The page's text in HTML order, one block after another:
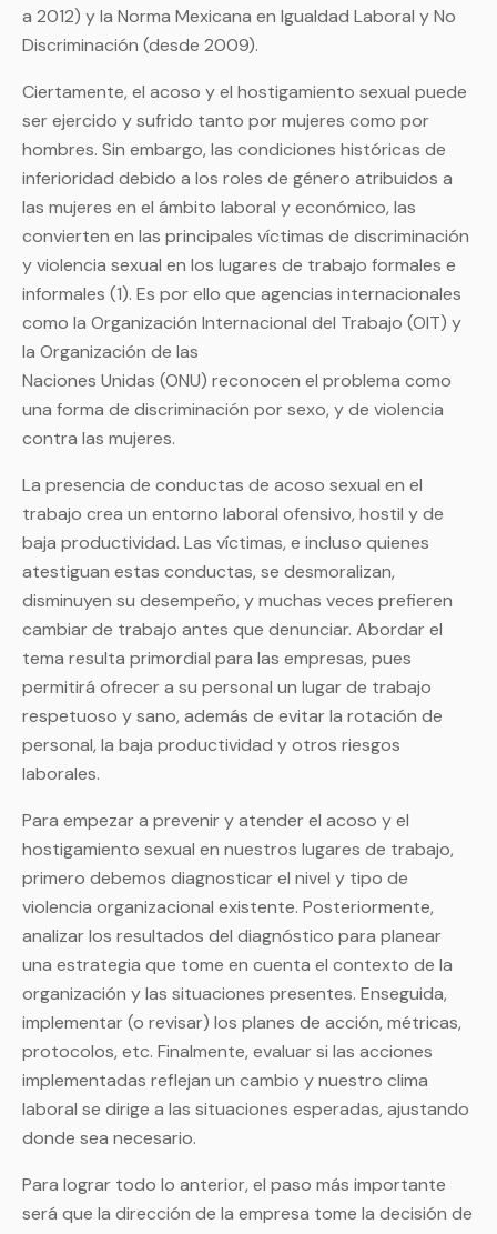
a 2012) y la Norma Mexicana en Igualdad Laboral y No
Discriminación (desde 2009).
Ciertamente, el acoso y el hostigamiento sexual puede
ser ejercido y sufrido tanto por mujeres como por
hombres. Sin embargo, las condiciones históricas de
inferioridad debido a los roles de género atribuidos a
las mujeres en el ámbito laboral y económico, las
convierten en las principales víctimas de discriminación
y violencia sexual en los lugares de trabajo formales e
informales (1). Es por ello que agencias internacionales
como la Organización Internacional del Trabajo (OIT) y
la Organización de las
Naciones Unidas (ONU) reconocen el problema como
una forma de discriminación por sexo, y de violencia
contra las mujeres.
La presencia de conductas de acoso sexual en el
trabajo crea un entorno laboral ofensivo, hostil y de
baja productividad. Las víctimas, e incluso quienes
atestiguan estas conductas, se desmoralizan,
disminuyen su desempeño, y muchas veces prefieren
cambiar de trabajo antes que denunciar. Abordar el
tema resulta primordial para las empresas, pues
permitirá ofrecer a su personal un lugar de trabajo
respetuoso y sano, además de evitar la rotación de
personal, la baja productividad y otros riesgos
laborales.
Para empezar a prevenir y atender el acoso y el
hostigamiento sexual en nuestros lugares de trabajo,
primero debemos diagnosticar el nivel y tipo de
violencia organizacional existente. Posteriormente,
analizar los resultados del diagnóstico para planear
una estrategia que tome en cuenta el contexto de la
organización y las situaciones presentes. Enseguida,
implementar (o revisar) los planes de acción, métricas,
protocolos, etc. Finalmente, evaluar si las acciones
implementadas reflejan un cambio y nuestro clima
laboral se dirige a las situaciones esperadas, ajustando
donde sea necesario.
Para lograr todo lo anterior, el paso más importante
será que la dirección de la empresa tome la decisión de